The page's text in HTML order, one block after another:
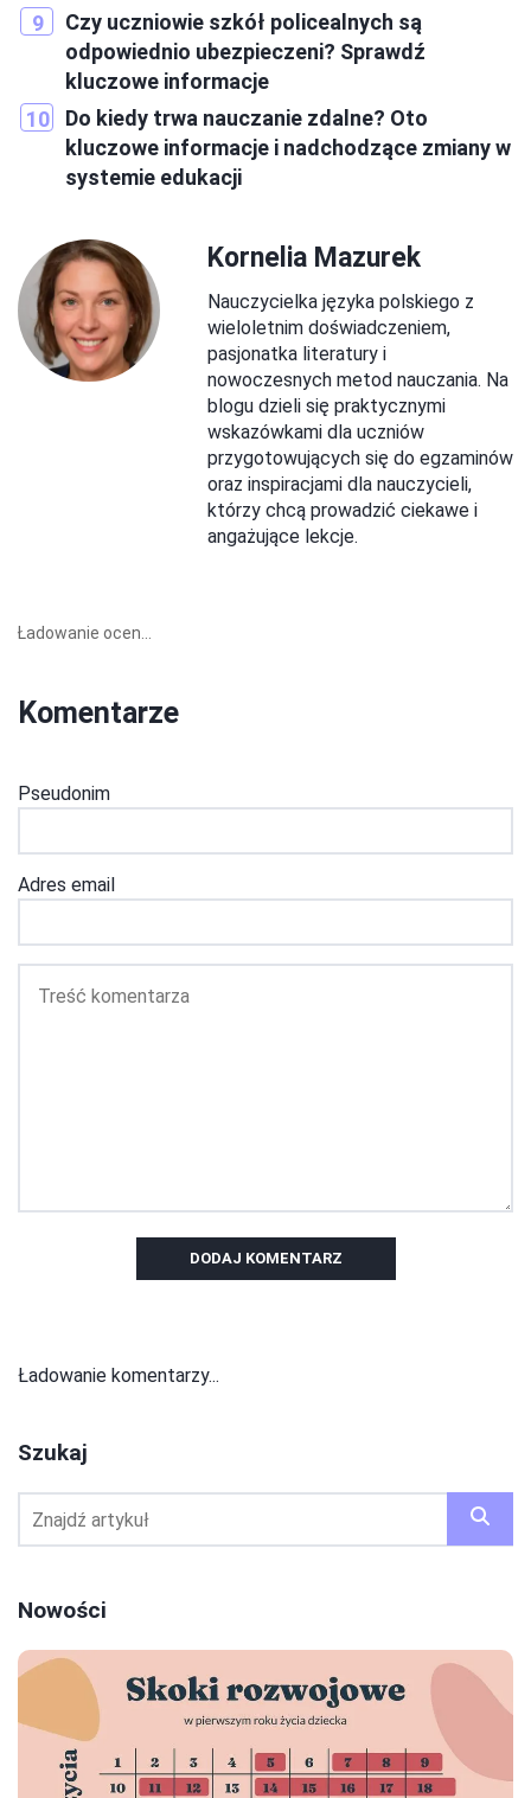
Czy uczniowie szkół policealnych są
odpowiednio ubezpieczeni? Sprawdź
kluczowe informacje
Do kiedy trwa nauczanie zdalne? Oto
kluczowe informacje i nadchodzące zmiany w
systemie edukacji
Kornelia Mazurek
Nauczycielka języka polskiego z
wieloletnim doświadczeniem,
pasjonatka literatury i
nowoczesnych metod nauczania. Na
blogu dzieli się praktycznymi
wskazówkami dla uczniów
przygotowujących się do egzaminów
oraz inspiracjami dla nauczycieli,
którzy chcą prowadzić ciekawe i
angażujące lekcje.
Ładowanie ocen...
Komentarze
Pseudonim
Adres email
DODAJ KOMENTARZ
Ładowanie komentarzy...
Szukaj
Nowości